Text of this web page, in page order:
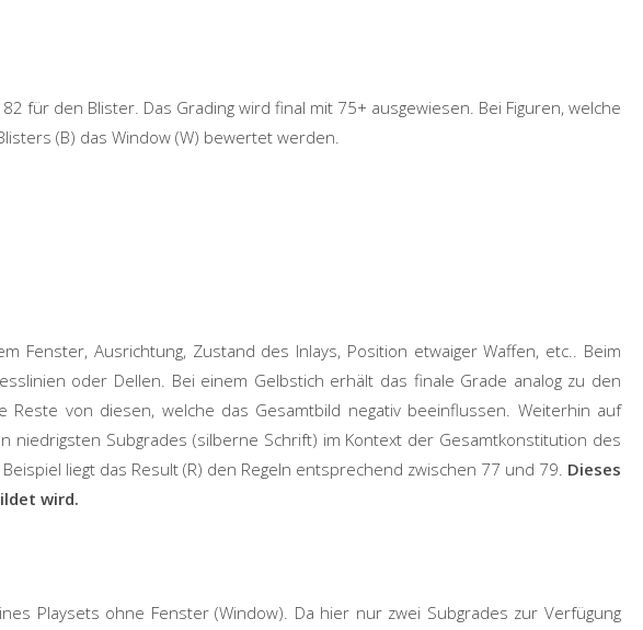
für den Blister. Das Grading wird final mit 75+ ausgewiesen. Bei Figuren, welche
(B) das Window (W) bewertet werden.
Fenster, Ausrichtung, Zustand des Inlays, Position etwaiger Waffen, etc.. Beim
oder Dellen. Bei einem Gelbstich erhält das finale Grade analog zu den
Reste von diesen, welche das Gesamtbild negativ beeinflussen. Weiterhin auf
niedrigsten Subgrades (silberne Schrift) im Kontext der Gesamtkonstitution des
liegt das Result (R) den Regeln entsprechend zwischen 77 und 79. Dieses
wird.
Playsets ohne Fenster (Window). Da hier nur zwei Subgrades zur Verfügung